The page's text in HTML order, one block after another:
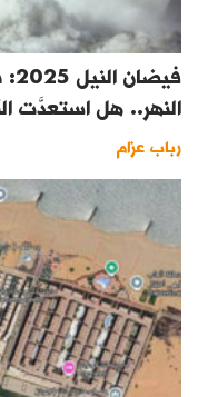
النهر.. هل استعدَّت
رباب عزام